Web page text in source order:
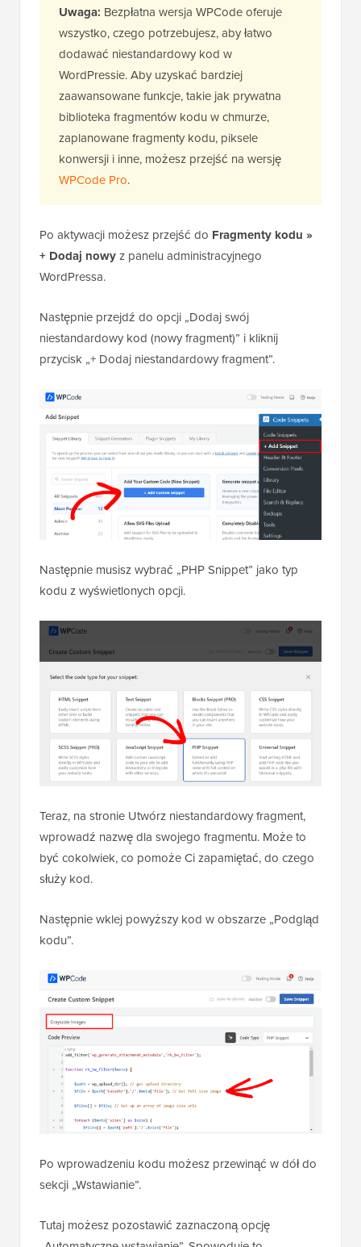
biblioteka fragmentów kodu w chmurze,
zaplanowane fragmenty kodu, piksele
konwersji i inne, możesz przejść na wersję
WPCode Pro
Po aktywacji możesz przejść do
Fragmenty kodu »
+ Dodaj nowy
z panelu administracyjnego
WordPressa.
Następnie przejdź do opcji „Dodaj swój
niestandardowy kod (nowy fragment)” i kliknij
przycisk „+ Dodaj niestandardowy fragment”.
Następnie musisz wybrać „PHP Snippet” jako typ
kodu z wyświetlonych opcji.
Teraz, na stronie Utwórz niestandardowy fragment,
wprowadź nazwę dla swojego fragmentu. Może to
być cokolwiek, co pomoże Ci zapamiętać, do czego
służy kod.
Następnie wklej powyższy kod w obszarze „Podgląd
kodu”.
Po wprowadzeniu kodu możesz przewinąć w dół do
sekcji „Wstawianie”.
Tutaj możesz pozostawić zaznaczoną opcję
automatyczne wstawienie i wykonanie kodu.